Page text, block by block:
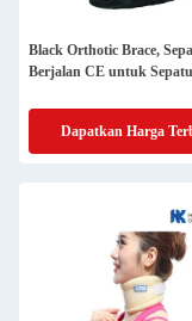
Black Orthotic Brace,
Berjalan CE untuk
Dapatkan Harga